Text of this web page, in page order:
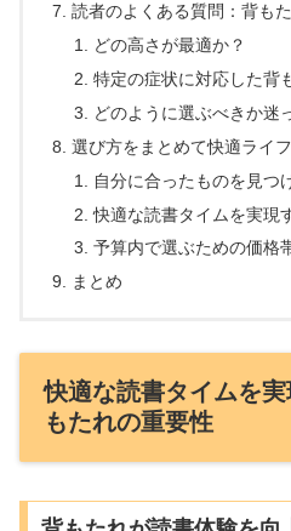
読者のよくある質問：背も
どの高さが最適か？
特定の症状に対応した背
どのように選ぶべきか迷
選び方をまとめて快適ライ
自分に合ったものを見つ
快適な読書タイムを実現
予算内で選ぶための価格
まとめ
快適な読書タイムを
もたれの重要性